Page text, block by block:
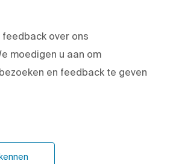
feedback over ons
moedigen u aan om
en feedback te geven